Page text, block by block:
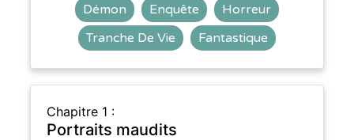
Démon Enquête
Horreur
Tranche De Vie
Fantastique
Chapitre 1 :
Portraits maudits